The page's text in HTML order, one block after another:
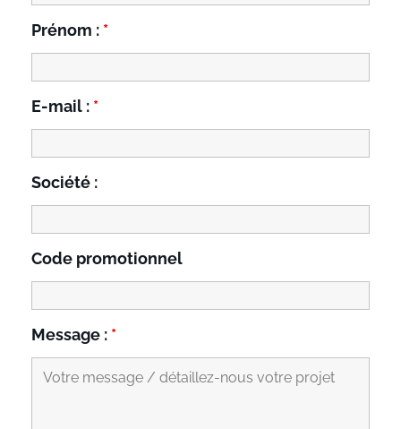
Prénom : *
E-mail : *
Société :
Code promotionnel
Message : *